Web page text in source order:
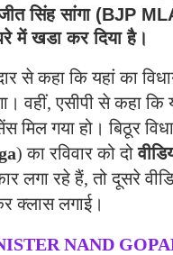
सिंह सांगा (BJP
में खडा कर दिया है।
से कहा कि यहां का
वहीं, एसीपी से कहा
मिल गया हो। बिठूर
) का रविवार को दो
लगा रहे हैं, तो दूसरे
क्लास लगाई।
NAND